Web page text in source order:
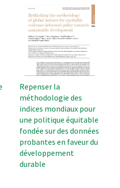
Repenser la
méthodologie des
indices mondiaux pour
une politique équitable
fondée sur des données
probantes en faveur du
développement
durable